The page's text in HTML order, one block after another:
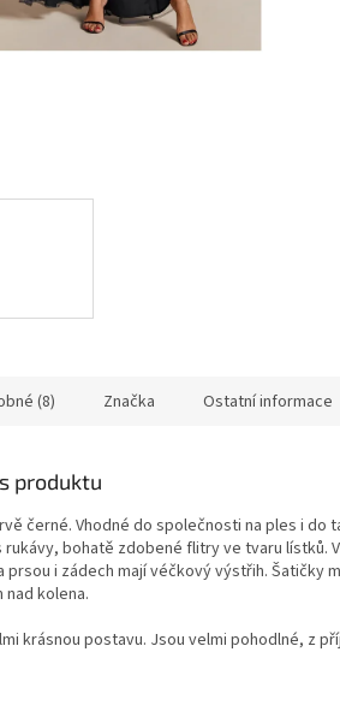
(8) Značka Ostatní informace
produktu
černé. Vhodné do společnosti na ples i do
bohatě zdobené flitry ve tvaru lístků.
prsou i zádech mají véčkový výstřih. Šatičky
kolena.
krásnou postavu. Jsou velmi pohodlné, z